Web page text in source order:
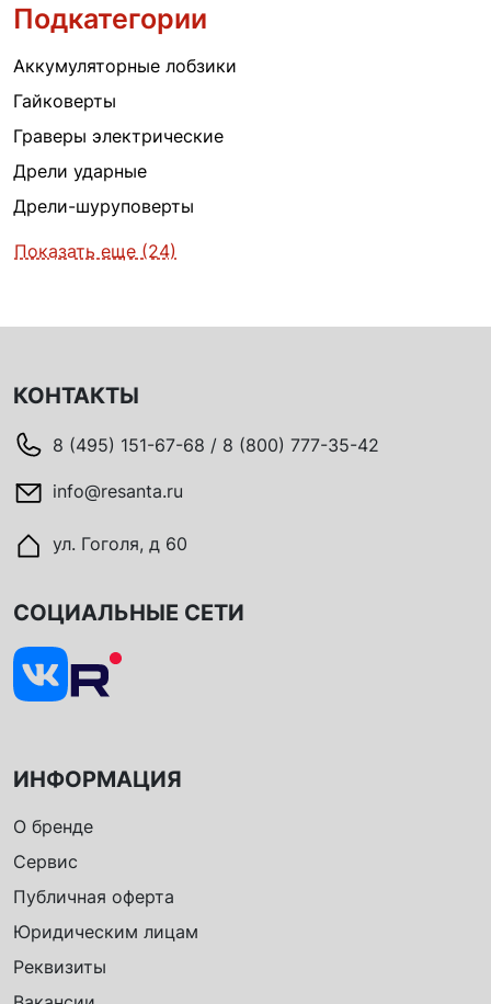
Подкатегории
Аккумуляторные лобзики
Гайковерты
Граверы электрические
Дрели ударные
Дрели-шуруповерты
Показать еще (24)
КОНТАКТЫ
8 (495) 151-67-68 / 8 (800) 777-35-42
info@resanta.ru
ул. Гоголя, д 60
ИНФОРМАЦИЯ
О бренде
Сервис
Публичная оферта
Юридическим лицам
Реквизиты
СОЦИАЛЬНЫЕ СЕТИ